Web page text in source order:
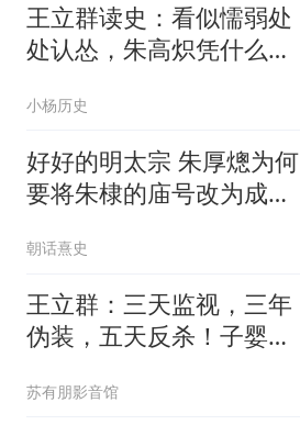
王立群读史：看似懦弱处
处认怂，朱高炽凭什么熬
小杨历史
好好的明太宗 朱厚熜为何
要将朱棣的庙号改为成
朝话熹史
王立群：三天监视，三年
伪装，五天反杀！子婴用
苏有朋影音馆